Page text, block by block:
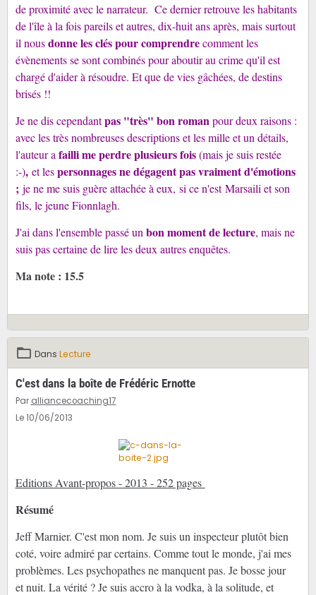
de proximité avec le narrateur. Ce dernier retrouve les habitants
de l'île à la fois pareils et autres, dix-huit ans après, mais surtout
il nousdonne les clés pour comprendrecomment les
évènements se sont combinés pour aboutir au crime qu'il est
chargé d'aider à résoudre. Et que de vies gâchées, de destins
brisés !!
Je ne dis cependantpas "très" bon roman pour deux raisons :
avec les très nombreuses descriptions et les mille et un détails,
l'auteur a failli me perdre plusieurs fois(mais je suis restée
:-), et lespersonnages ne dégagent pas vraiment d'émotions
; je ne me suis guère attachée à eux, si ce n'est Marsaili et son
fils, le jeune Fionnlagh.
J'ai dans l'ensemble passé un bon moment de lecture, mais ne
suis pas certaine de lire les deux autres enquêtes.
Ma note : 15.5
Dans Lecture
C'est dans la boîte de Frédéric Ernotte
Par alliancecoaching17
Le 10/06/2013
Editions Avant-propos - 2013 - 252 pages
Résumé
Jeff Marnier. C'est mon nom. Je suis un inspecteur plutôt bien
coté, voire admiré par certains. Comme tout le monde, j'ai mes
problèmes. Les psychopathes ne manquent pas. Je bosse jour
et nuit. La vérité ? Je suis accro à la vodka, à la solitude, et